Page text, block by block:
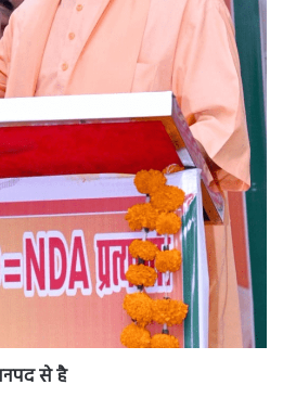
से है